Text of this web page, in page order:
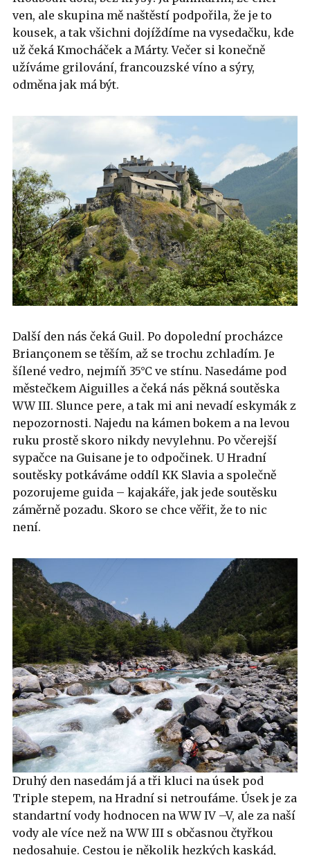
ven, ale skupina mě naštěstí podpořila, že je to
kousek, a tak všichni dojíždíme na vysedačku, kde
už čeká Kmocháček a Márty. Večer si konečně
užíváme grilování, francouzské víno a sýry,
odměna jak má být.
Další den nás čeká Guil. Po dopolední procházce
Briançonem se těším, až se trochu zchladím. Je
šílené vedro, nejmíň 35°C ve stínu. Nasedáme pod
městečkem Aiguilles a čeká nás pěkná soutěska
WW III. Slunce pere, a tak mi ani nevadí eskymák z
nepozornosti. Najedu na kámen bokem a na levou
ruku prostě skoro nikdy nevylehnu. Po včerejší
sypačce na Guisane je to odpočinek. U Hradní
soutěsky potkáváme oddíl KK Slavia a společně
pozorujeme guida – kajakáře, jak jede soutěsku
záměrně pozadu. Skoro se chce věřit, že to nic
není.
Druhý den nasedám já a tři kluci na úsek pod
Triple stepem, na Hradní si netroufáme. Úsek je za
standartní vody hodnocen na WW IV –V, ale za naší
vody ale více než na WW III s občasnou čtyřkou
nedosahuje. Cestou je několik hezkých kaskád,